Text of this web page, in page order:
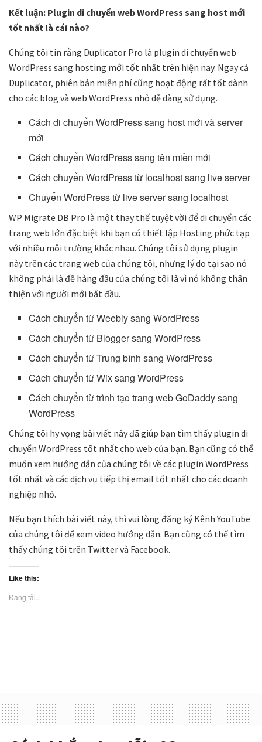
Kết luận: Plugin di chuyển web WordPress sang host mới
tốt nhất là cái nào?
Chúng tôi tin rằng Duplicator Pro là plugin di chuyển web
WordPress sang hosting mới tốt nhất trên hiện nay. Ngay cả
Duplicator, phiên bản miễn phí cũng hoạt động rất tốt dành
cho các blog và web WordPress nhỏ dễ dàng sử dụng.
Cách di chuyển WordPress sang host mới và server
mới
Cách chuyển WordPress sang tên miền mới
Cách chuyển WordPress từ localhost sang live server
Chuyển WordPress từ live server sang localhost
WP Migrate DB Pro là một thay thế tuyệt vời để di chuyển các
trang web lớn đặc biệt khi bạn có thiết lập Hosting phức tạp
với nhiều môi trường khác nhau. Chúng tôi sử dụng plugin
này trên các trang web của chúng tôi, nhưng lý do tại sao nó
không phải là đề hàng đầu của chúng tôi là vì nó không thân
thiện với người mới bắt đầu.
Cách chuyển từ Weebly sang WordPress
Cách chuyển từ Blogger sang WordPress
Cách chuyển từ Trung bình sang WordPress
Cách chuyển từ Wix sang WordPress
Cách chuyển từ trình tạo trang web GoDaddy sang
WordPress
Chúng tôi hy vọng bài viết này đã giúp bạn tìm thấy plugin di
chuyển WordPress tốt nhất cho web của bạn. Bạn cũng có thể
muốn xem hướng dẫn của chúng tôi về các plugin WordPress
tốt nhất và các dịch vụ tiếp thị email tốt nhất cho các doanh
nghiệp nhỏ.
Nếu bạn thích bài viết này, thì vui lòng đăng ký Kênh YouTube
của chúng tôi để xem video hướng dẫn. Bạn cũng có thể tìm
thấy chúng tôi trên Twitter và Facebook.
Like this:
Đang tải...